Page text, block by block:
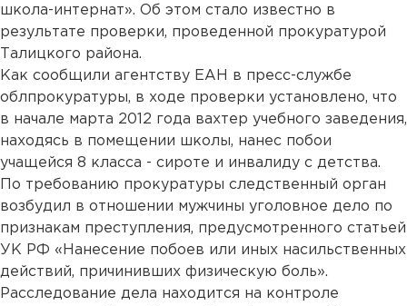
школа-интернат». Об этом стало известно в
результате проверки, проведенной прокуратурой
Талицкого района.
Как сообщили агентству ЕАН в пресс-службе
облпрокуратуры, в ходе проверки установлено, что
в начале марта 2012 года вахтер учебного заведения,
находясь в помещении школы, нанес побои
учащейся 8 класса - сироте и инвалиду с детства.
По требованию прокуратуры следственный орган
возбудил в отношении мужчины уголовное дело по
признакам преступления, предусмотренного статьей
УК РФ «Нанесение побоев или иных насильственных
действий, причинивших физическую боль».
Расследование дела находится на контроле